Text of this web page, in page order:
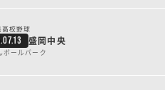
高校野球
盛岡中央
ボールパーク